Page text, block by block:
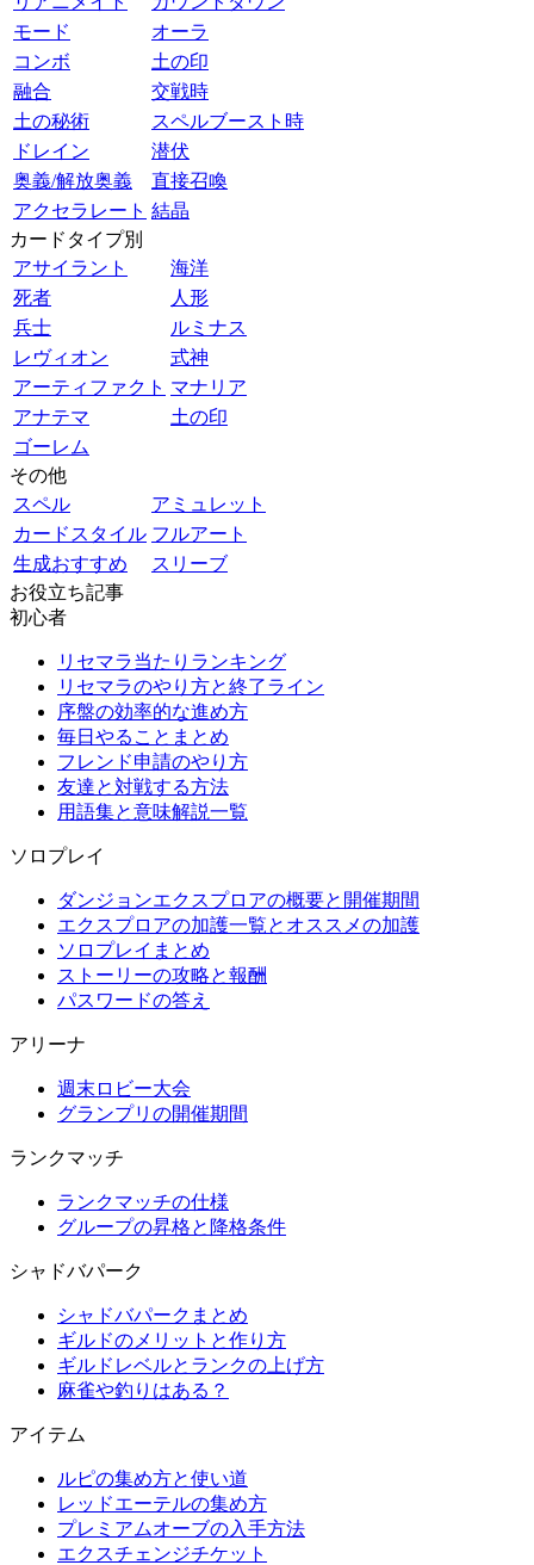
モード
オーラ
コンボ
土の印
融合
交戦時
土の秘術
スペルブースト時
ドレイン
潜伏
奥義/解放奥義
直接召喚
アクセラレート 結晶
カードタイプ別
アサイラント
海洋
死者
人形
兵士
ルミナス
レヴィオン
式神
アーティファクト マナリア
アナテマ
土の印
ゴーレム
その他
スペル
アミュレット
カードスタイル フルアート
生成おすすめ
スリーブ
お役立ち記事
初心者
リセマラ当たりランキング
リセマラのやり方と終了ライン
序盤の効率的な進め方
毎日やることまとめ
フレンド申請のやり方
友達と対戦する方法
用語集と意味解説一覧
ソロプレイ
ダンジョンエクスプロアの概要と開催期間
エクスプロアの加護一覧とオススメの加護
ソロプレイまとめ
ストーリーの攻略と報酬
パスワードの答え
アリーナ
週末ロビー大会
グランプリの開催期間
ランクマッチ
ランクマッチの仕様
グループの昇格と降格条件
シャドバパーク
シャドバパークまとめ
ギルドのメリットと作り方
ギルドレベルとランクの上げ方
麻雀や釣りはある？
アイテム
ルピの集め方と使い道
レッドエーテルの集め方
プレミアムオーブの入手方法
エクスチェンジチケット